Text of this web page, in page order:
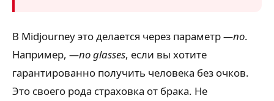
В Midjourney это делается через параметр—no.
Например, —no glasses, если вы хотите
гарантированно получить человека без очков.
Это своего рода страховка от брака. Не